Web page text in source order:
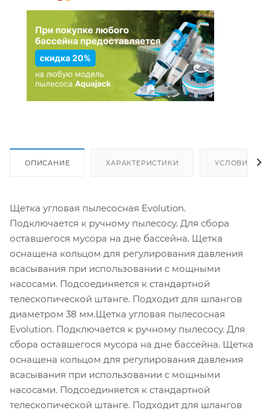
ОПИСАНИЕ ХАРАКТЕРИСТИКИ УСЛОВИЯ
Щетка угловая пылесосная Evolution.
Подключается к ручному пылесосу. Для сбора
оставшегося мусора на дне бассейна. Щетка
оснащена кольцом для регулирования давления
всасывания при использовании с мощными
насосами. Подсоединяется к стандартной
телескопической штанге. Подходит для шлангов
диаметром 38 мм.Щетка угловая пылесосная
Evolution. Подключается к ручному пылесосу. Для
сбора оставшегося мусора на дне бассейна. Щетка
оснащена кольцом для регулирования давления
всасывания при использовании с мощными
насосами. Подсоединяется к стандартной
телескопической штанге. Подходит для шлангов